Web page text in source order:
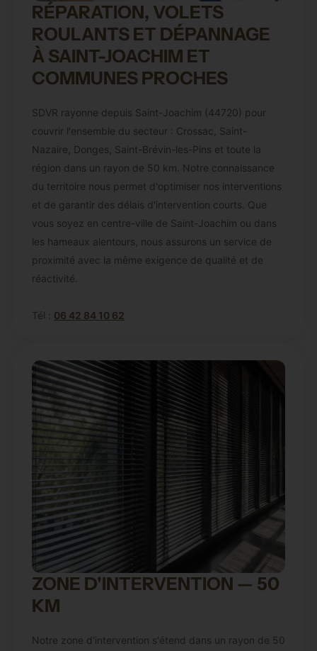
RÉPARATION, VOLETS
ROULANTS ET DÉPANNAGE
À SAINT-JOACHIM ET
COMMUNES PROCHES
SDVR rayonne depuis Saint-Joachim (44720) pour
couvrir l'ensemble du secteur : Crossac, Saint-
Nazaire, Donges, Saint-Brévin-les-Pins et toute la
région dans un rayon de 50 km. Notre connaissance
du territoire nous permet d'optimiser nos interventions
et de garantir des délais d'intervention courts. Que
vous soyez en centre-ville de Saint-Joachim ou dans
les hameaux alentours, nous assurons un service de
proximité avec la même exigence de qualité et de
réactivité.
Tél : 06 42 84 10 62
ZONE D'INTERVENTION — 50
KM
Notre zone d'intervention s'étend dans un rayon de 50